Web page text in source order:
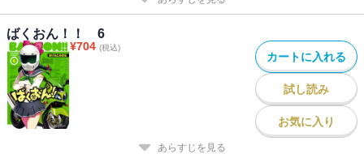
ばくおん！！ 6
¥704 (税込)
カートに入れる
試し読み
お気に入り
あらすじを見る